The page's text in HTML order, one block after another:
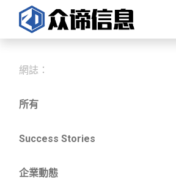
網誌：
所有
Success Stories
企業動態